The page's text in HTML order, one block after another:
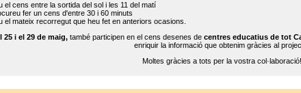
el cens entre la sortida del sol i les 11 del matí
fer un cens d'entre 30 i 60 minuts
el mateix recorregut que heu fet en anteriors ocasions.
25 i el 29 de maig,també participen en el cens desenes de centres educatius de tot
enriquir la informació que obtenim gràcies al
Moltes gràcies a tots per la vostra col·laboració!